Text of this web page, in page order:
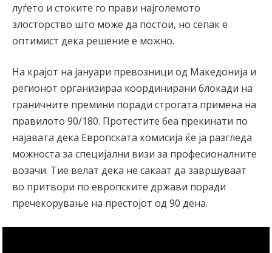
луѓето и стоките го прави најголемото
злосторство што може да постои, но сепак е
оптимист дека решение е можно.
На крајот на јануари превозници од Македонија и
регионот организираа координирани блокади на
граничните премини поради строгата примена на
правилото 90/180. Протестите беа прекинати по
најавата дека Европската комисија ќе ја разгледа
можноста за специјални визи за професионалните
возачи. Тие велат дека не сакаат да завршуваат
во притвори по европските држави поради
пречекорување на престојот од 90 дена.